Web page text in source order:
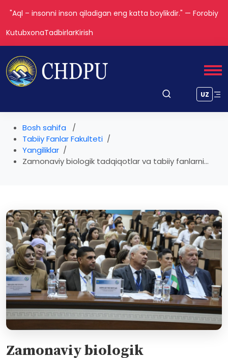
"Aql – insonni inson qiladigan eng katta boylikdir." — Forobiy
KutubxonaTadbirlarKirish
UZ
Bosh sahifa
Tabiiy Fanlar Fakulteti
Yangiliklar
Zamonaviy biologik tadqiqotlar va tabiiy fanlarni...
Zamonaviy biologik